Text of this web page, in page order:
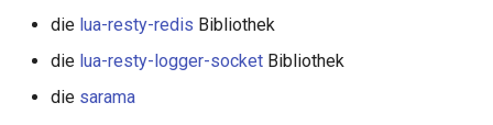
die lua-resty-redis Bibliothek
die lua-resty-logger-socket Bibliothek
die sarama